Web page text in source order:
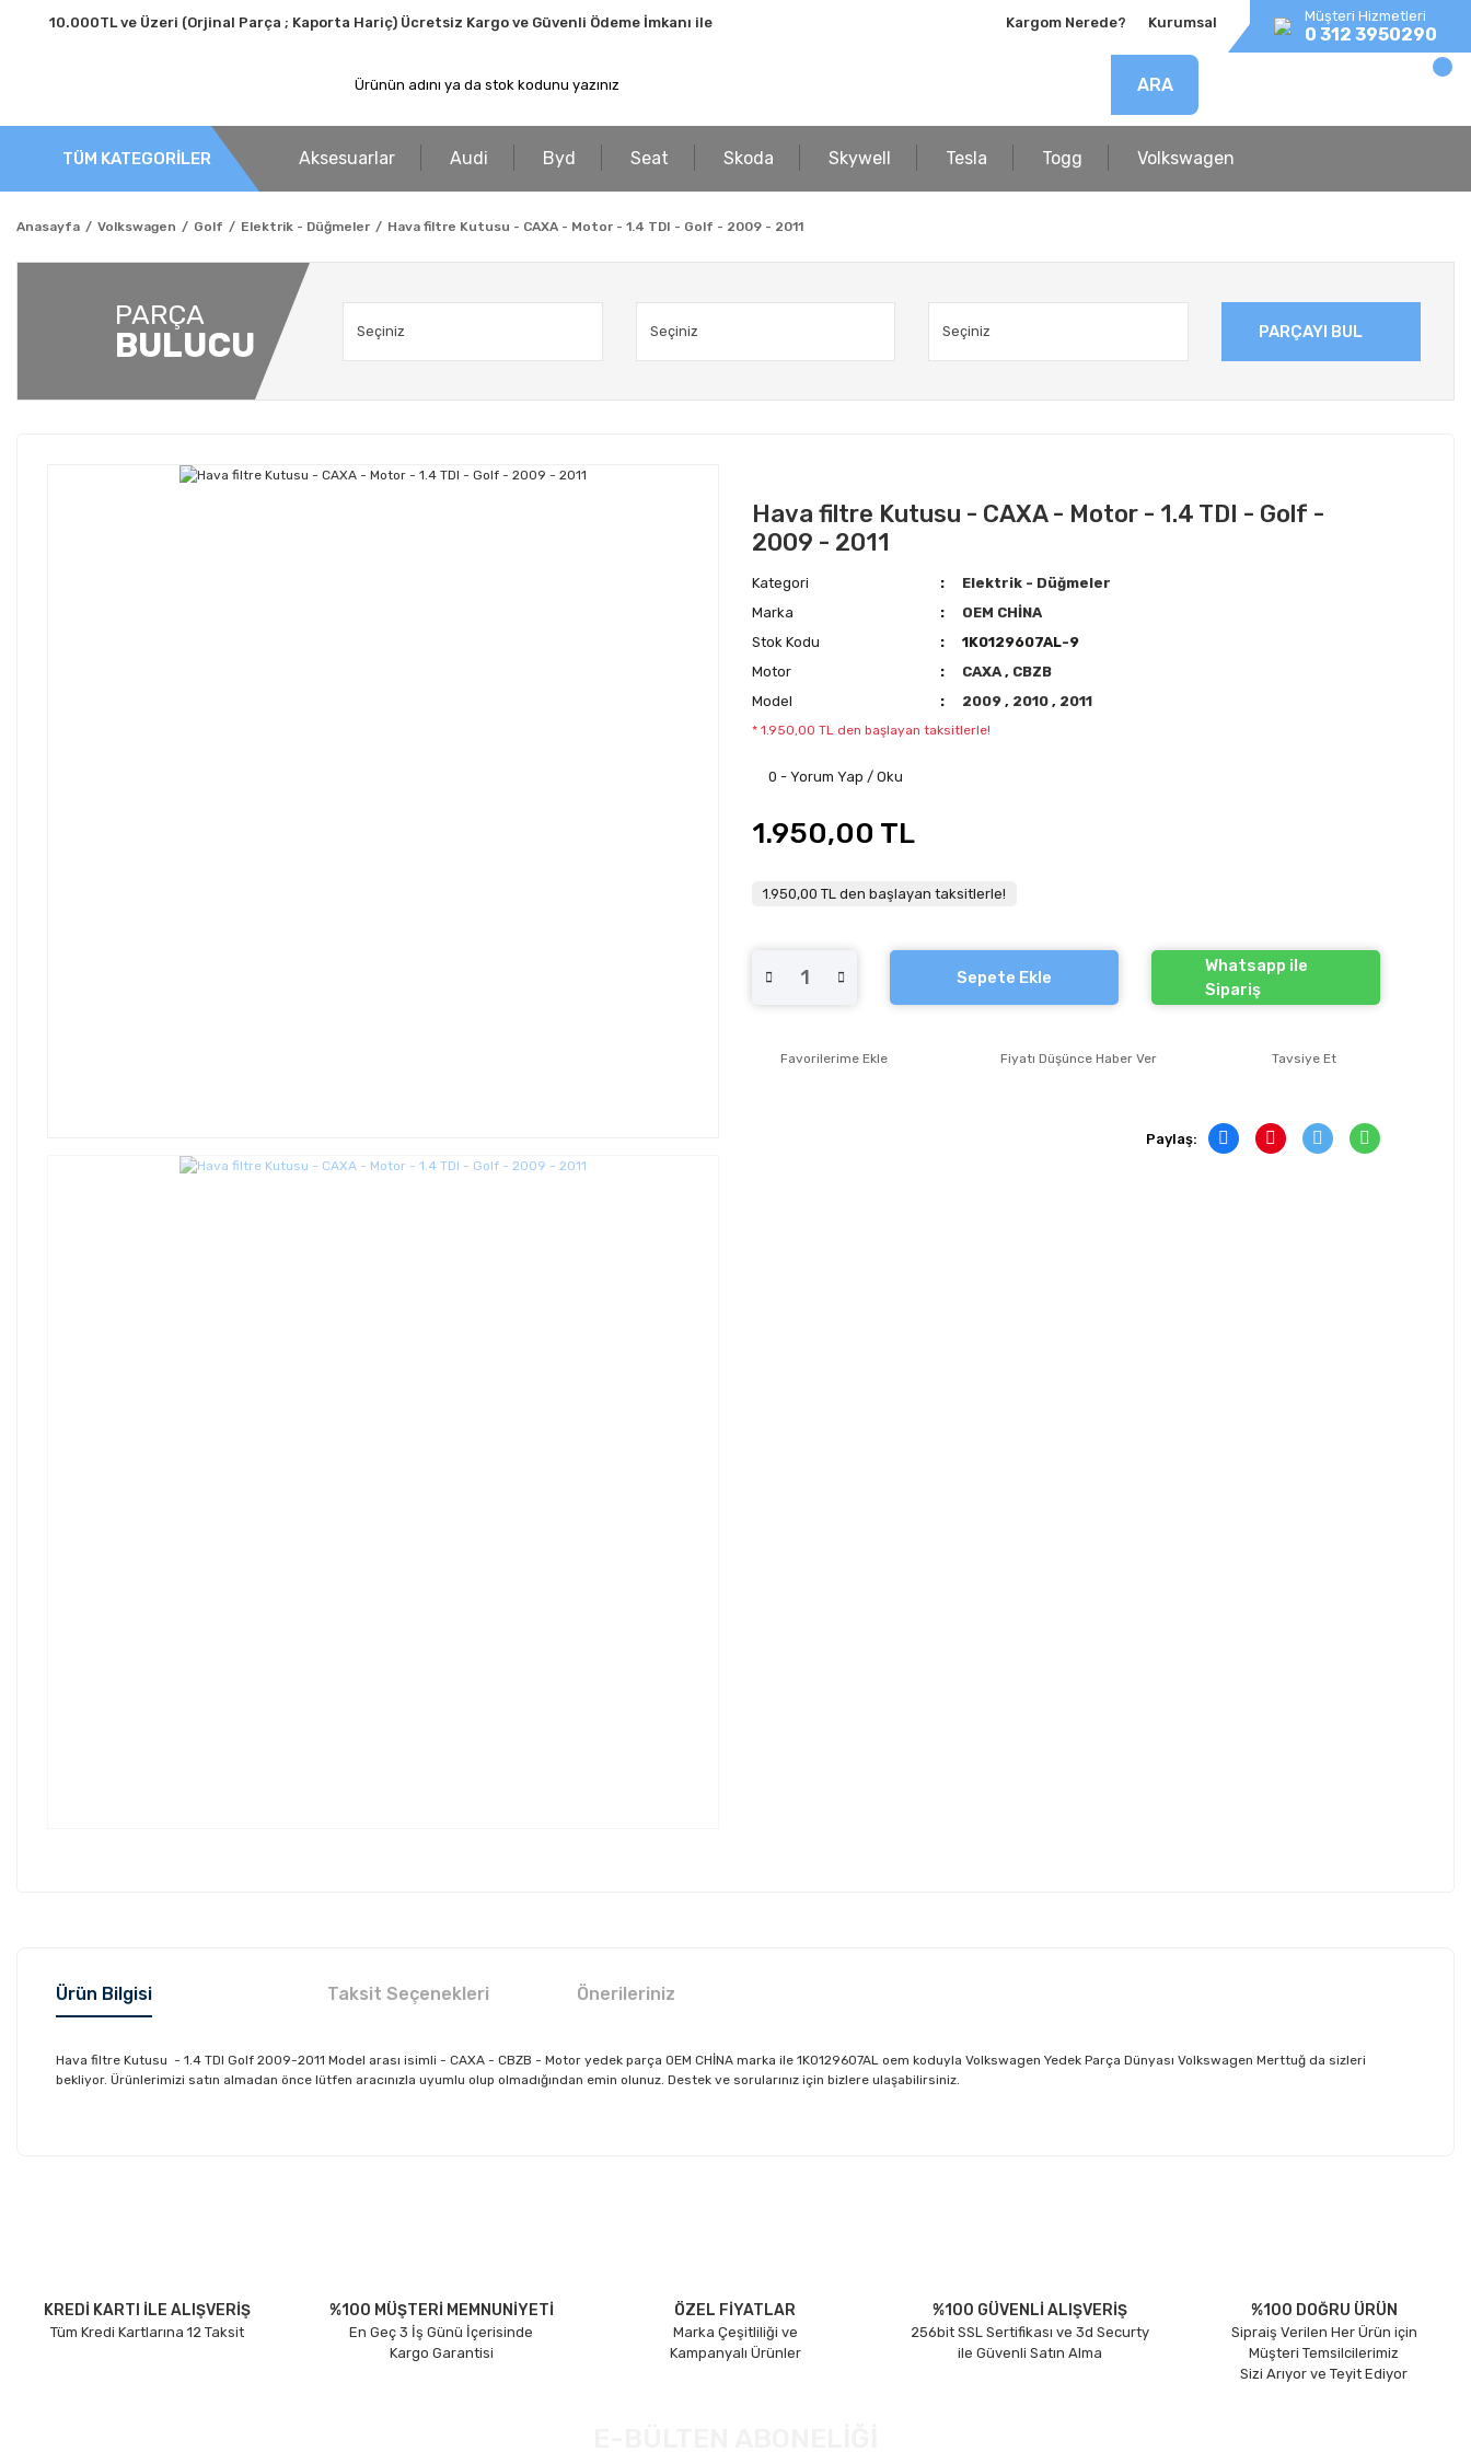
10.000TL ve Üzeri (Orjinal Parça ; Kaporta Hariç) Ücretsiz Kargo ve Güvenli Ödeme İmkanı ile Kargom Nerede? Kurumsal Müşteri Hizmetleri
0 312 3950290
ARA
TÜM KATEGORİLER Aksesuarlar Audi Byd Seat Skoda Skywell Tesla Togg Volkswagen
Anasayfa Volkswagen Golf Elektrik - Düğmeler Hava filtre Kutusu - CAXA - Motor - 1.4 TDI - Golf - 2009 - 2011
PARÇA
BULUCU PARÇAYI BUL
Hava filtre Kutusu - CAXA - Motor - 1.4 TDI - Golf -
2009 - 2011
Kategori
Elektrik - Düğmeler
Marka
OEM CHİNA
Stok Kodu
1K0129607AL-9
Motor
CAXA, CBZB
Model
2009, 2010, 2011
* 1.950,00 TL den başlayan taksitlerle!
0 - Yorum Yap / Oku
1.950,00 TL
1.950,00 TL den başlayan taksitlerle!
Sepete Ekle
Whatsapp ile
Sipariş
Fiyatı Düşünce Haber Ver Tavsiye Et
Paylaş:
Ürün Bilgisi Taksit Seçenekleri Önerileriniz
Hava filtre Kutusu - 1.4 TDI Golf 2009-2011 Model arası isimli - CAXA - CBZB - Motor yedek parça OEM CHİNA marka ile 1K0129607AL oem koduyla Volkswagen Yedek Parça Dünyası Volkswagen Merttuğ da sizleri
bekliyor. Ürünlerimizi satın almadan önce lütfen aracınızla uyumlu olup olmadığından emin olunuz. Destek ve sorularınız için bizlere ulaşabilirsiniz.
Ürün bilgilerinde hatalar bulunuyor.
Ürün fiyatı diğer sitelerden daha pahalı.
KREDİ KARTI İLE ALIŞVERİŞ
Tüm Kredi Kartlarına 12 Taksit
%100 MÜŞTERİ MEMNUNİYETİ
En Geç 3 İş Günü İçerisinde
Kargo Garantisi
ÖZEL FİYATLAR
Marka Çeşitliliği ve
Kampanyalı Ürünler
%100 GÜVENLİ ALIŞVERİŞ
256bit SSL Sertifikası ve 3d Securty
ile Güvenli Satın Alma
%100 DOĞRU ÜRÜN
Sipraiş Verilen Her Ürün için
Müşteri Temsilcilerimiz
Sizi Arıyor ve Teyit Ediyor